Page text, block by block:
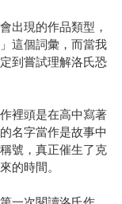
出現的作品類型，
這個詞彙，而當我
到嘗試理解洛氏恐
裡頭是在高中寫著
名字當作是故事中
號，真正催生了克
的時間。